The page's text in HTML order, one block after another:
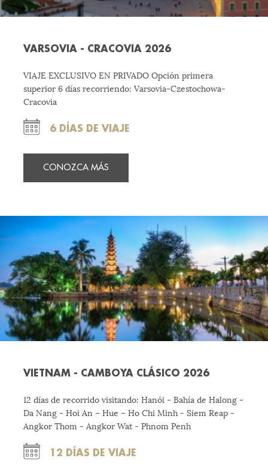
VARSOVIA - CRACOVIA 2026
VIAJE EXCLUSIVO EN PRIVADO Opción primera
superior 6 días recorriendo: Varsovia-Czestochowa-
Cracovia
6 DÍAS DE VIAJE
CONOZCA MÁS
VIETNAM - CAMBOYA CLÁSICO 2026
12 días de recorrido visitando: Hanói - Bahía de Halong -
Da Nang - Hoi An – Hue – Ho Chi Minh - Siem Reap -
Angkor Thom - Angkor Wat - Phnom Penh
12 DÍAS DE VIAJE